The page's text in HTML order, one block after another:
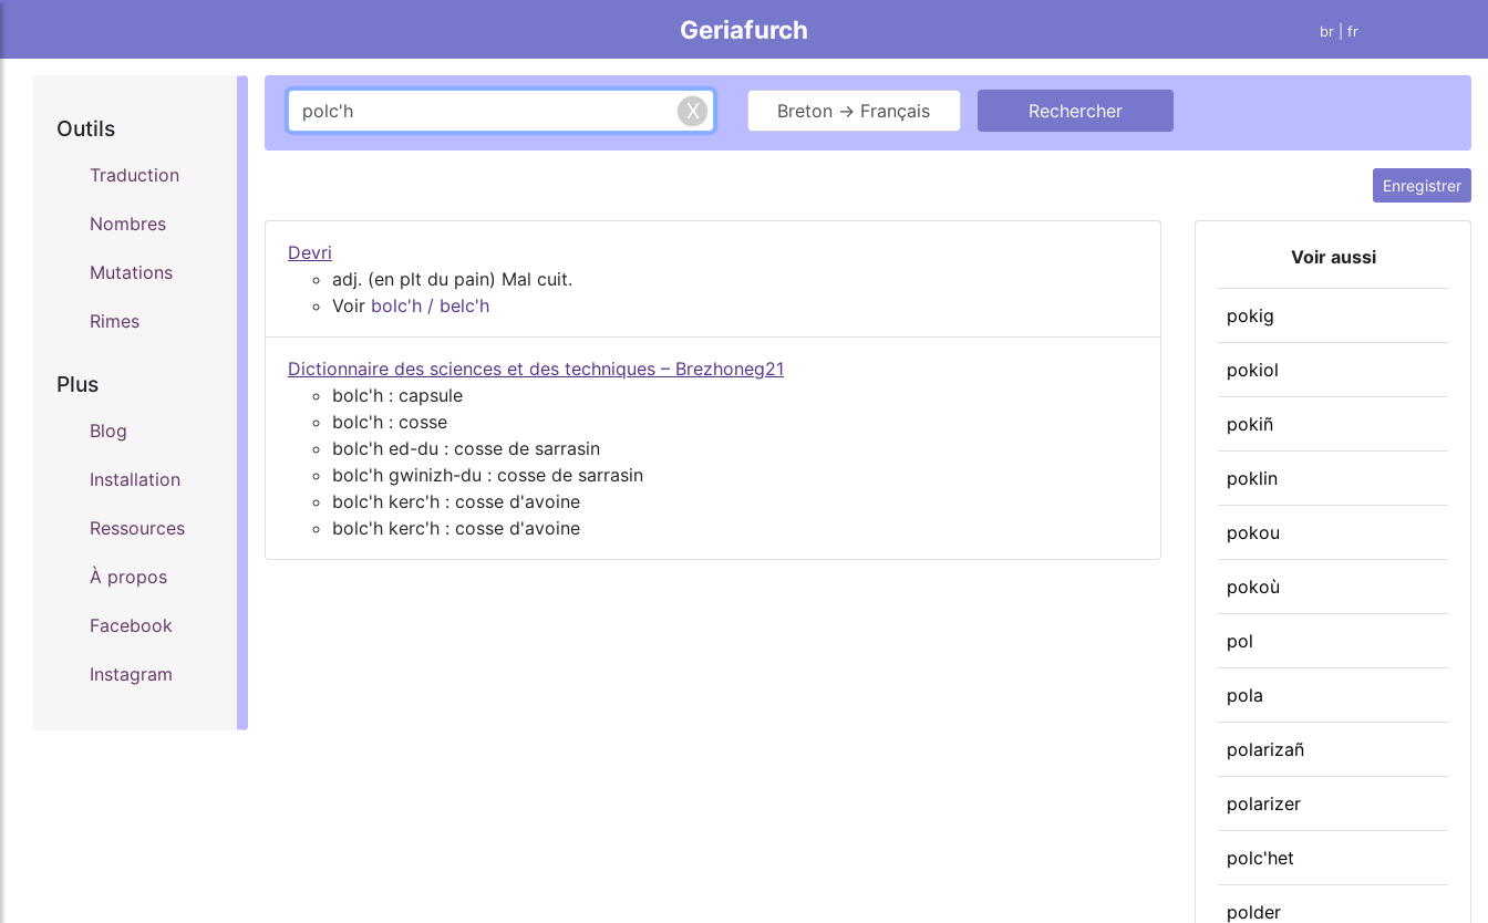
Geriafurch br | fr
Outils
Traduction
Nombres
Mutations
Rimes
Plus
Blog
Installation
Ressources
À propos
Facebook
Instagram
Breton → Français
Enregistrer
Devri
adj. (en plt du pain) Mal cuit.
Voir bolc'h / belc'h
Dictionnaire des sciences et des techniques – Brezhoneg21
bolc'h : capsule
bolc'h : cosse
bolc'h ed-du : cosse de sarrasin
bolc'h gwinizh-du : cosse de sarrasin
bolc'h kerc'h : cosse d'avoine
bolc'h kerc'h : cosse d'avoine
Voir aussi
pokig
pokiol
pokiñ
poklin
pokou
pokoù
pol
pola
polarizañ
polarizer
polc'het
polder